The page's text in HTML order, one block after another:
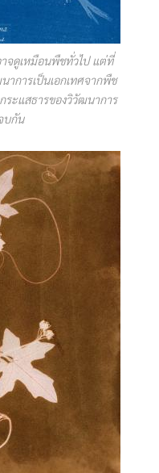
จดูเหมือนพืชทั่วไป แต่ที่
าการเป็นเอกเทศจากพืช
ระแสธารของวิวัฒนาการ
บกัน